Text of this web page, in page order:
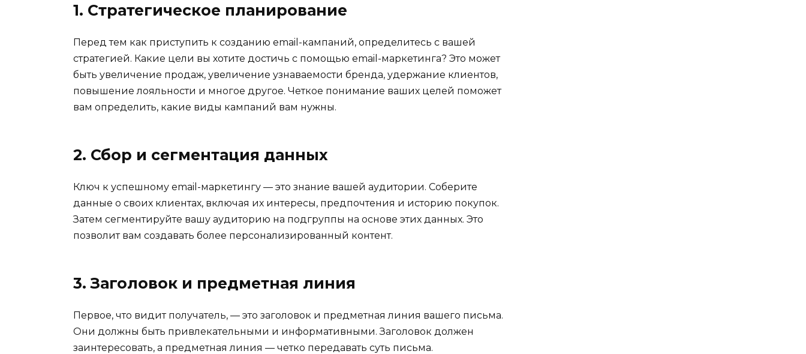
1. Стратегическое планирование
Перед тем как приступить к созданию email-кампаний, определитесь с вашей
стратегией. Какие цели вы хотите достичь с помощью email-маркетинга? Это может
быть увеличение продаж, увеличение узнаваемости бренда, удержание клиентов,
повышение лояльности и многое другое. Четкое понимание ваших целей поможет
вам определить, какие виды кампаний вам нужны.
2. Сбор и сегментация данных
Ключ к успешному email-маркетингу — это знание вашей аудитории. Соберите
данные о своих клиентах, включая их интересы, предпочтения и историю покупок.
Затем сегментируйте вашу аудиторию на подгруппы на основе этих данных. Это
позволит вам создавать более персонализированный контент.
3. Заголовок и предметная линия
Первое, что видит получатель, — это заголовок и предметная линия вашего письма.
Они должны быть привлекательными и информативными. Заголовок должен
заинтересовать, а предметная линия — четко передавать суть письма.